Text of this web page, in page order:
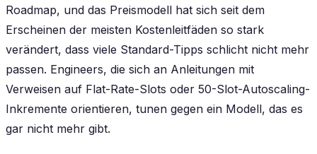
Roadmap, und das Preismodell hat sich seit dem
Erscheinen der meisten Kostenleitfäden so stark
verändert, dass viele Standard-Tipps schlicht nicht mehr
passen. Engineers, die sich an Anleitungen mit
Verweisen auf Flat-Rate-Slots oder 50-Slot-Autoscaling-
Inkremente orientieren, tunen gegen ein Modell, das es
gar nicht mehr gibt.